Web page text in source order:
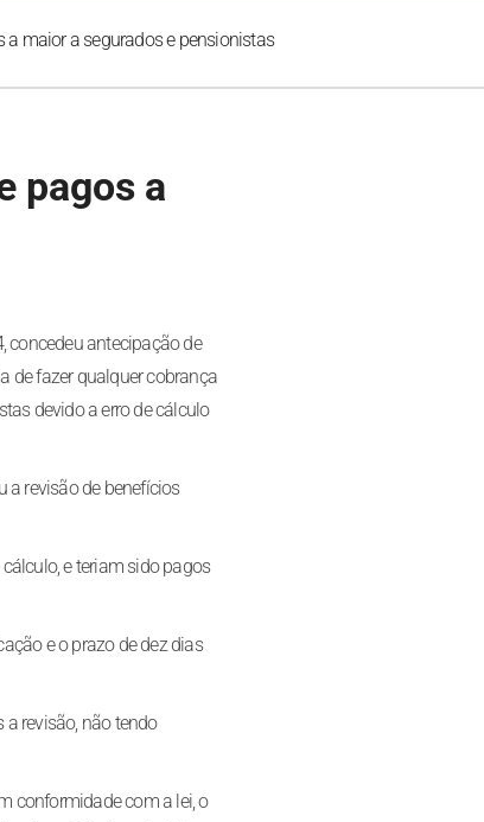
a maior a segurados e pensionistas
pagos a
concedeu antecipação de
de fazer qualquer cobrança
devido a erro de cálculo
a revisão de benefícios
e teriam sido pagos
e o prazo de dez dias
a revisão, não tendo
conformidade com a lei, o